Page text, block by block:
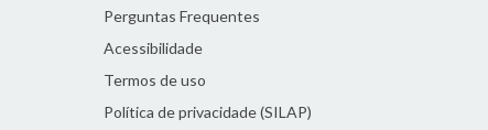
Perguntas Frequentes
Acessibilidade
Termos de uso
Política de privacidade (SILAP)